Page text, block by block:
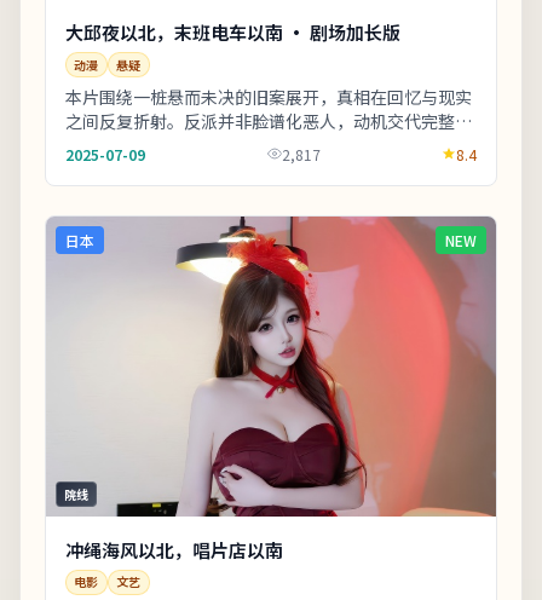
大邱夜以北，末班电车以南 · 剧场加长版
动漫 悬疑
本片围绕一桩悬而未决的旧案展开，真相在回忆与现实
之间反复折射。反派并非脸谱化恶人，动机交代完整，
使冲突更具现实刺痛感。适合喜欢细腻叙事与现实质
感...
2025-07-09 2,817 8.4
日本 NEW
院线
冲绳海风以北，唱片店以南
电影 文艺